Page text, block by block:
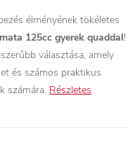
élményének tökéletes
125cc gyerek quaddal!
választása, amely
és számos praktikus
számára. Részletes